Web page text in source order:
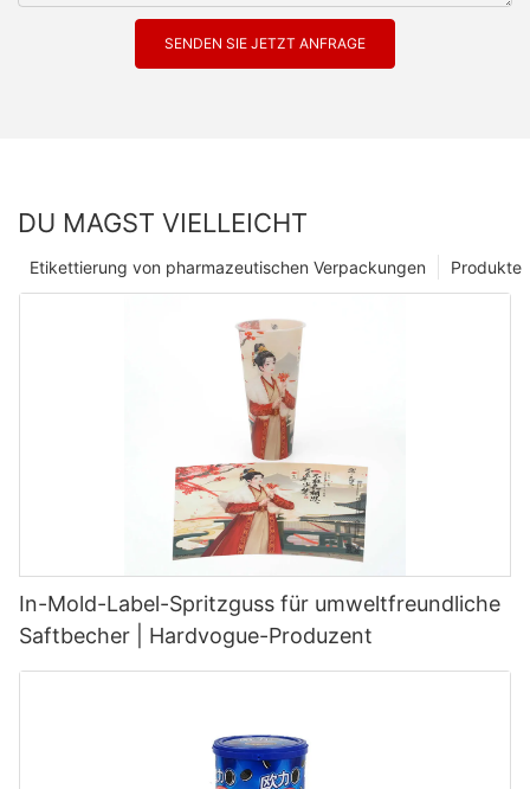
SENDEN SIE JETZT ANFRAGE
DU MAGST VIELLEICHT
Produkte
Etikettierung von pharmazeutischen Verpackungen
In-Mold-Label-Spritzguss für umweltfreundliche
Saftbecher | Hardvogue-Produzent